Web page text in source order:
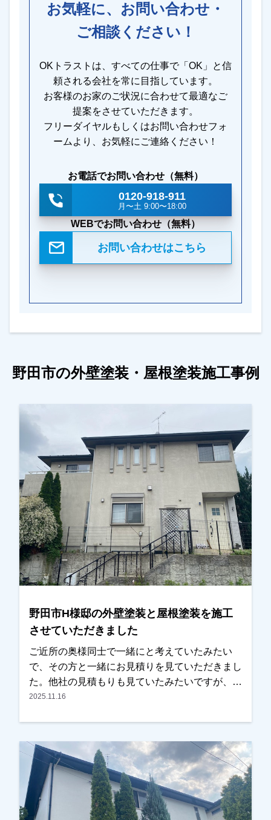
お気軽に、お問い合わせ・
ご相談ください！
OKトラストは、すべての仕事で「OK」と信
頼される会社を常に目指しています。
お客様のお家のご状況に合わせて最適なご
提案をさせていただきます。
フリーダイヤルもしくはお問い合わせフォ
ームより、お気軽にご連絡ください！
お電話でお問い合わせ（無料）
0120-918-911
月〜土 9:00〜18:00
WEBでお問い合わせ（無料）
お問い合わせはこちら
野田市の外壁塗装・屋根塗装施工事例
野田市H様邸の外壁塗装と屋根塗装を施工
させていただきました
ご近所の奥様同士で一緒にと考えていたみたい
で、その方と一緒にお見積りを見ていただきまし
た。他社の見積もりも見ていたみたいですが、ご
近所の奥様ともご相談しながら検討され、弊社に
が、弊社で施工した近所の方の色を参考にされ、
一色でまとめることにされました。いい色に仕上
がっているとの事で喜んでいただけました。あり
がとうございました。越谷市、春日部市、野田
市、吉川市、草加市またはその他地域でも外壁塗
装をお考えのお客様、まずはご相談からでも大丈
2025.11.16